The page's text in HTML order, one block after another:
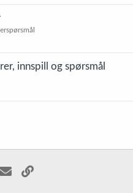
innspill og spørsmål
E-post